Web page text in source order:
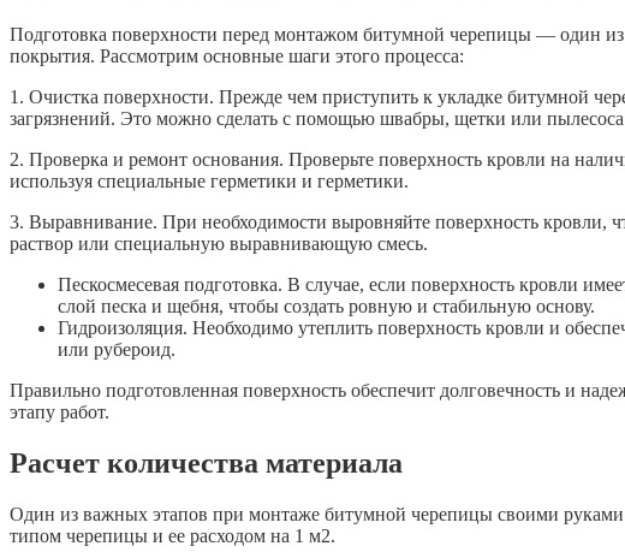
Подготовка поверхности перед монтажом битумной черепицы — один
покрытия. Рассмотрим основные шаги этого процесса:
1. Очистка поверхности. Прежде чем приступить к укладке битумной
загрязнений. Это можно сделать с помощью швабры, щетки или
2. Проверка и ремонт основания. Проверьте поверхность кровли на
используя специальные герметики и герметики.
3. Выравнивание. При необходимости выровняйте поверхность кровли,
раствор или специальную выравнивающую смесь.
Пескосмесевая подготовка. В случае, если поверхность кровли
слой песка и щебня, чтобы создать ровную и стабильную основу.
Гидроизоляция. Необходимо утеплить поверхность кровли и
или рубероид.
Правильно подготовленная поверхность обеспечит долговечность и
этапу работ.
Расчет количества материала
Один из важных этапов при монтаже битумной черепицы своими руками
типом черепицы и ее расходом на 1 м2.